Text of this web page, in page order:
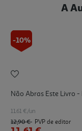
A
-10%
Não Abras Este Livro -
11.61 €/un
12,90 € PVP de editor